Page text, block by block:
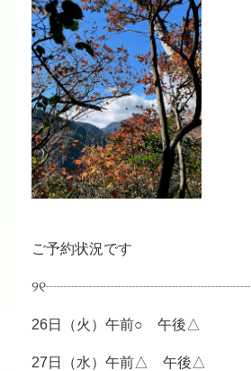
ご予約状況です
26日（火）午前○ 午後△
27日（水）午前△ 午後△